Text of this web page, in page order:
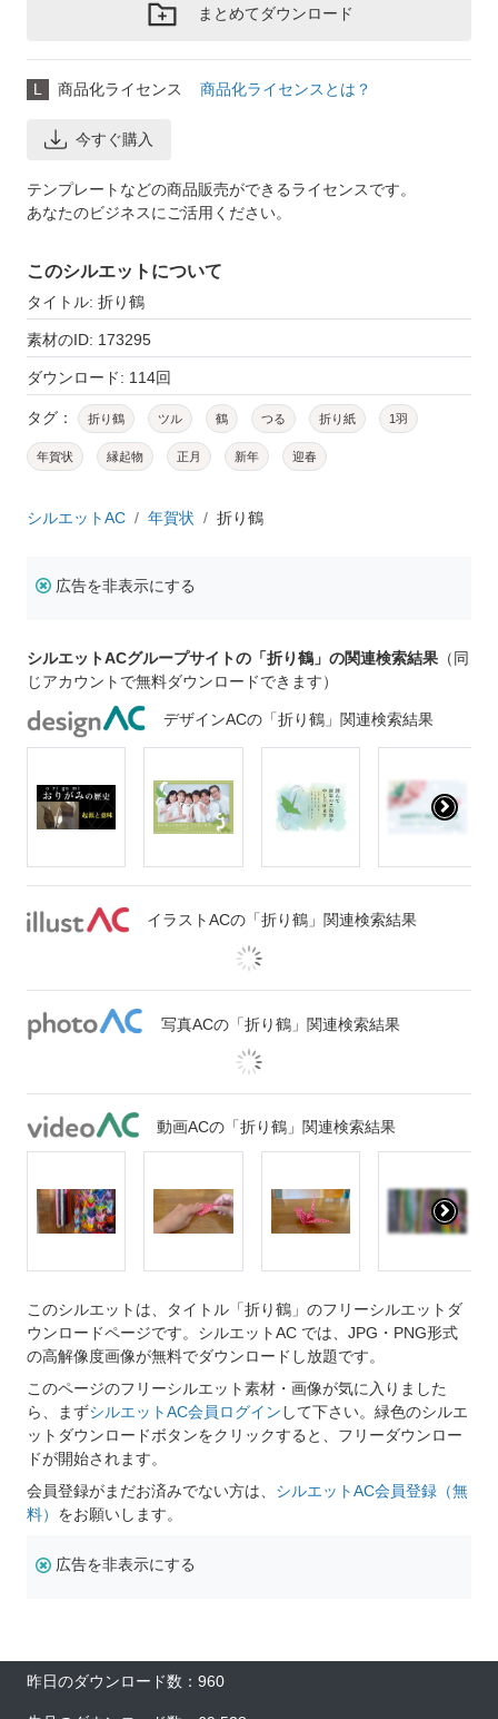
まとめてダウンロード
L 商品化ライセンス 商品化ライセンスとは？
今すぐ購入
テンプレートなどの商品販売ができるライセンスです。
あなたのビジネスにご活用ください。
このシルエットについて
タイトル: 折り鶴
素材のID: 173295
ダウンロード: 114回
タグ： 折り鶴 ツル 鶴 つる 折り紙 1羽
年賀状 縁起物 正月 新年 迎春
シルエットAC 年賀状 折り鶴
広告を非表示にする
シルエットACグループサイトの「折り鶴」の関連検索結果 （同
じアカウントで無料ダウンロードできます）
デザインACの「折り鶴」関連検索結果
イラストACの「折り鶴」関連検索結果
写真ACの「折り鶴」関連検索結果
動画ACの「折り鶴」関連検索結果
このシルエットは、タイトル「折り鶴」のフリーシルエットダ
ウンロードページです。シルエットAC では、JPG・PNG形式
の高解像度画像が無料でダウンロードし放題です。
このページのフリーシルエット素材・画像が気に入りました
ら、まずシルエットAC会員ログイン して下さい。緑色のシルエ
ットダウンロードボタンをクリックすると、フリーダウンロー
ドが開始されます。
会員登録がまだお済みでない方は、 シルエットAC会員登録（無
料） をお願いします。
広告を非表示にする
昨日のダウンロード数：960